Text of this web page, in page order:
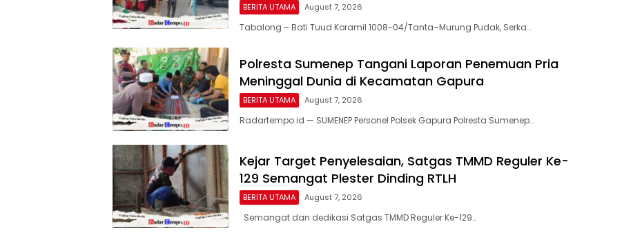
BERITA UTAMA August 7, 2026
Tabalong – Bati Tuud Koramil 1008-04/Tanta–Murung Pudak, Serka…
Polresta Sumenep Tangani Laporan Penemuan Pria
Meninggal Dunia di Kecamatan Gapura
BERITA UTAMA August 7, 2026
Radartempo.id — SUMENEP Personel Polsek Gapura Polresta Sumenep…
Kejar Target Penyelesaian, Satgas TMMD Reguler Ke-
129 Semangat Plester Dinding RTLH
BERITA UTAMA August 7, 2026
Semangat dan dedikasi Satgas TMMD Reguler Ke-129…